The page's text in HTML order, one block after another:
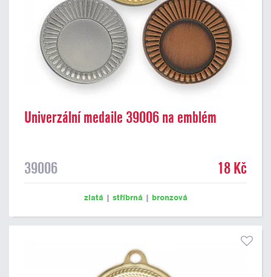
Univerzální medaile 39006 na emblém
39006 18 Kč
zlatá | stříbrná | bronzová